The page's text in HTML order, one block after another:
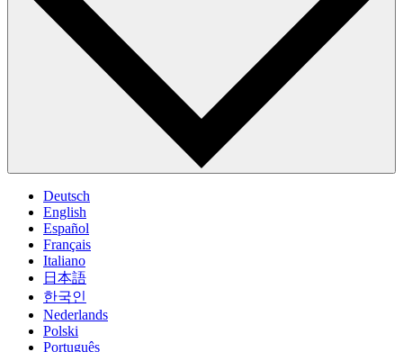
Deutsch
English
Español
Français
Italiano
日本語
한국인
Nederlands
Polski
Português